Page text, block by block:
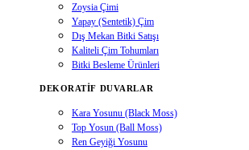
Zoysia Çimi
Yapay (Sentetik) Çim
Dış Mekan Bitki Satışı
Kaliteli Çim Tohumları
Bitki Besleme Ürünleri
DEKORATIF DUVARLAR
Kara Yosunu (Black Moss)
Top Yosun (Ball Moss)
Ren Geyiği Yosunu